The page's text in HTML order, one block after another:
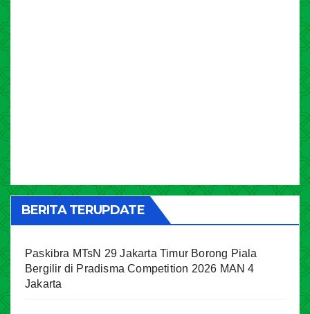
BERITA TERUPDATE
Paskibra MTsN 29 Jakarta Timur Borong Piala
Bergilir di Pradisma Competition 2026 MAN 4
Jakarta